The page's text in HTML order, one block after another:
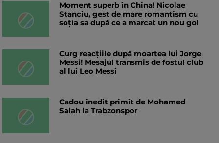
Moment superb în China! Nicolae
Stanciu, gest de mare romantism cu
soția sa după ce a marcat un nou gol
Curg reacțiile după moartea lui Jorge
Messi! Mesajul transmis de fostul club
al lui Leo Messi
Cadou inedit primit de Mohamed
Salah la Trabzonspor